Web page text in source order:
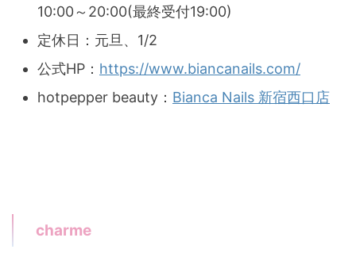
10:00～20:00(最終受付19:00)
定休日：元旦、1/2
公式HP： https://www.biancanails.com/
hotpepper beauty： Bianca Nails 新宿西口店
charme